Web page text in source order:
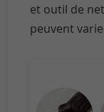
et outil de
peuvent